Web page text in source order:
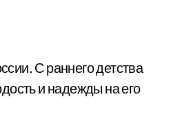
С раннего детства
и надежды на его